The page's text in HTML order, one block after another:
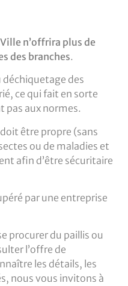
n’offrira plus de
des branches.
déchiquetage des
ce qui fait en sorte
pas aux normes.
être propre (sans
ou de maladies et
afin d’être sécuritaire
par une entreprise
procurer du paillis ou
l’offre de
les détails, les
nous vous invitons à